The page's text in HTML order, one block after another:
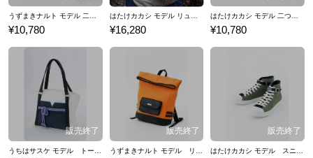
うずまきナルト モデル 二つ折り財布 NARUTO-ナルト- 疾風伝
¥10,780
はたけカカシ モデル リュック NARUTO-ナルト- 疾風伝
¥16,280
はたけカカシ モデル 二つ折り財布 NARUTO-ナルト- 疾風伝
¥10,780